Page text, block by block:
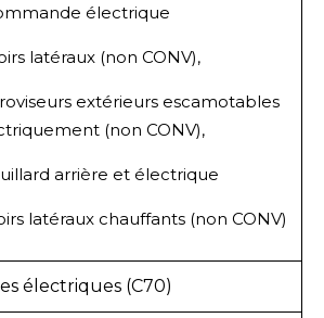
électrique
latéraux (non CONV),
extérieurs escamotables
(non CONV),
arrière et électrique
latéraux chauffants (non CONV)
électriques (C70)